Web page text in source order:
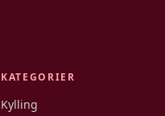
KATEGORIER
Kylling